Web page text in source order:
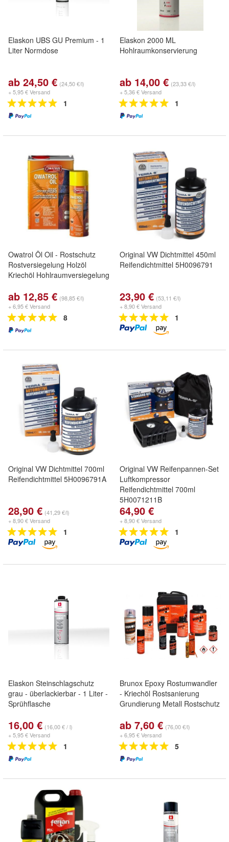
Elaskon UBS GU Premium - 1
Liter Normdose
ab 24,50 € (24,50 €/l)
+ 5,95 € Versand
1
Elaskon 2000 ML
Hohlraumkonservierung
ab 14,00 € (23,33 €/l)
+ 5,36 € Versand
1
Owatrol Öl Oil - Rostschutz
Rostversiegelung Holzöl
Kriechöl Hohlraumversiegelung
ab 12,85 € (98,85 €/l)
+ 6,95 € Versand
8
Original VW Dichtmittel 450ml
Reifendichtmittel 5H0096791
23,90 € (53,11 €/l)
+ 8,90 € Versand
1
Original VW Dichtmittel 700ml
Reifendichtmittel 5H0096791A
28,90 € (41,29 €/l)
+ 8,90 € Versand
1
Original VW Reifenpannen-Set
Luftkompressor
Reifendichtmittel 700ml
5H0071211B
64,90 €
+ 8,90 € Versand
1
Elaskon Steinschlagschutz
grau - überlackierbar - 1 Liter -
Sprühflasche
16,00 € (16,00 € / l)
+ 5,95 € Versand
1
Brunox Epoxy Rostumwandler
- Kriechöl Rostsanierung
Grundierung Metall Rostschutz
ab 7,60 € (76,00 €/l)
+ 6,95 € Versand
5